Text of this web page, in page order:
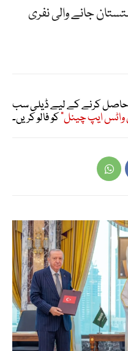
بلتستان جانے والی نفری
حاصل کرنے کے لیے ڈیلی سب
ایپ چینل"کو فالو کریں۔